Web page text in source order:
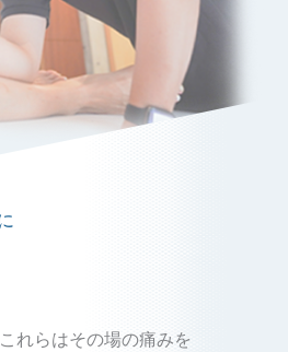
れらはその場の痛みを